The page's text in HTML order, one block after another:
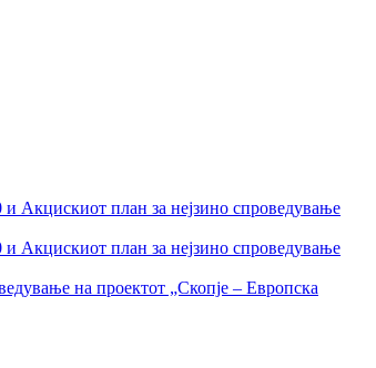
и Акцискиот план за нејзино спроведување
и Акцискиот план за нејзино спроведување
на проектот „Скопје – Европска